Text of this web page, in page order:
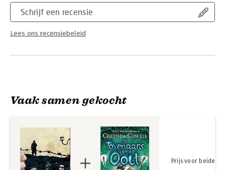
Schrijf een recensie
Lees ons recensiebeleid
Vaak samen gekocht
Prijs voor beide